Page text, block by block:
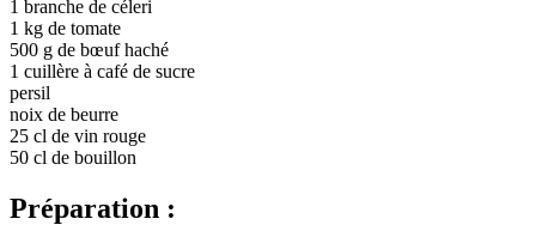
1 branche de céleri
1 kg de tomate
500 g de bœuf haché
1 cuillère à café de sucre
persil
noix de beurre
25 cl de vin rouge
50 cl de bouillon
Préparation :